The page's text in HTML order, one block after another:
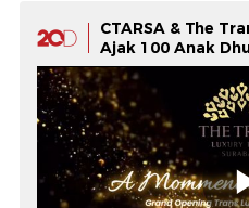
CTARSA & The
Ajak 100 Anak